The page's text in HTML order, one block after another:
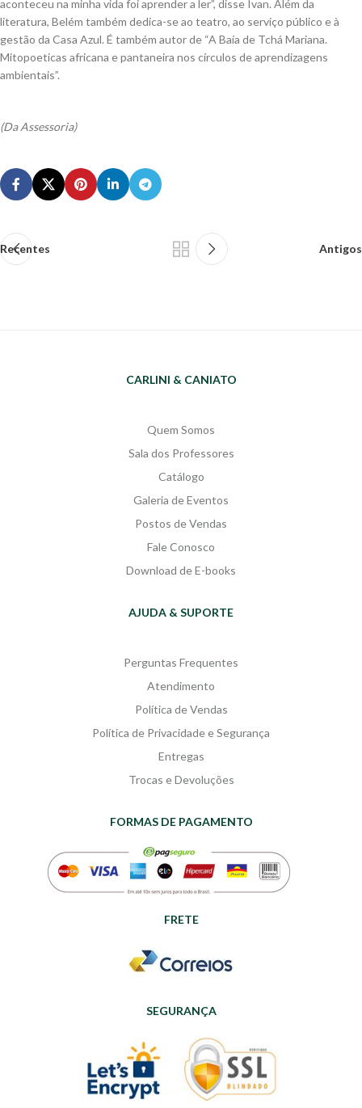
aconteceu na minha vida foi aprender a ler”, disse Ivan. Além da
literatura, Belém também dedica-se ao teatro, ao serviço público e à
gestão da Casa Azul. É também autor de “A Baía de Tchá Mariana.
Mitopoeticas africana e pantaneira nos círculos de aprendizagens
ambientais”.
(Da Assessoria)
Recentes Antigos
CARLINI & CANIATO
Quem Somos
Sala dos Professores
Catálogo
Galeria de Eventos
Postos de Vendas
Fale Conosco
Download de E-books
AJUDA & SUPORTE
Perguntas Frequentes
Atendimento
Política de Vendas
Política de Privacidade e Segurança
Entregas
Trocas e Devoluções
FORMAS DE PAGAMENTO
FRETE
SEGURANÇA